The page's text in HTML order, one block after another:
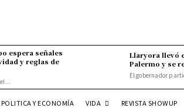
espera señales
y reglas de
Llaryora llevó
Palermo y se
El gobernador
POLITICA Y ECONOMÍA VIDA REVISTA SHOWUP